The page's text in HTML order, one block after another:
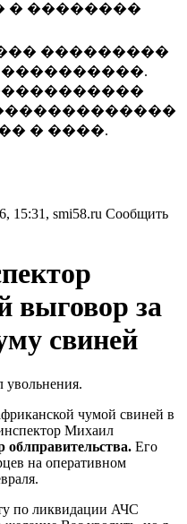
� ��������
���������
� ����.
15:31, smi58.ru Сообщить
выговор за
свиней
чумой свиней в
Михаил
облправительства. Его
на оперативном
по ликвидации АЧС